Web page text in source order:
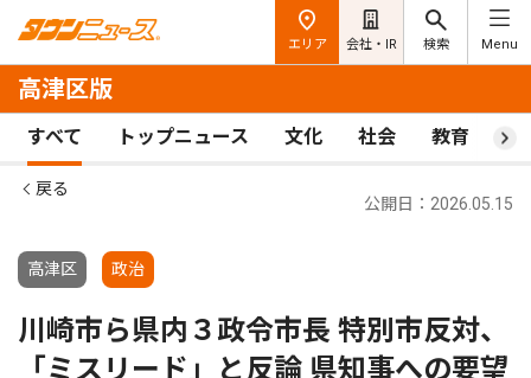
エリア 会社・IR 検索 Menu
高津区版
すべて トップニュース 文化 社会 教育 ス
戻る
高津区 政治
公開日：2026.05.15
川崎市ら県内３政令市長 特別市反対、
「ミスリード」と反論 県知事への要望